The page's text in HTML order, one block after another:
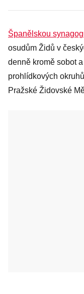
Španělskou
osudům Židů v
denně kromě sobot
prohlídkových
Pražské Židovské